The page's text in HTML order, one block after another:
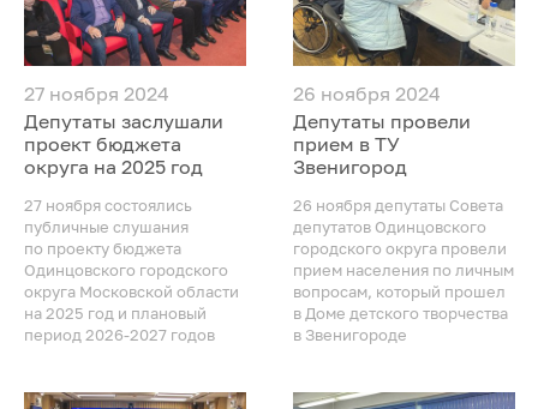
27 ноября 2024
Депутаты заслушали
проект бюджета
округа на 2025 год
27 ноября состоялись
публичные слушания
по проекту бюджета
Одинцовского городского
округа Московской области
на 2025 год и плановый
период 2026-2027 годов
26 ноября 2024
Депутаты провели
прием в ТУ
Звенигород
26 ноября депутаты Совета
депутатов Одинцовского
городского округа провели
прием населения по личным
вопросам, который прошел
в Доме детского творчества
в Звенигороде